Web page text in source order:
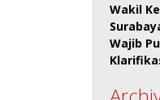
Wakil
Wajib